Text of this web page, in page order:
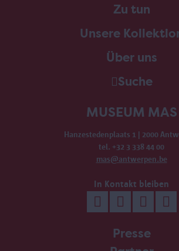
Zu tun
Unsere
Über uns
Suche
MUSEUM MAS
Hanzestedenplaats 1 | 2000
tel. +32 3 338 44 00
mas@antwerpen.be
In Kontakt bleiben
Presse